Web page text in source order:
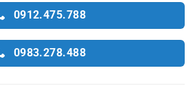
0912.475.788
0983.278.488